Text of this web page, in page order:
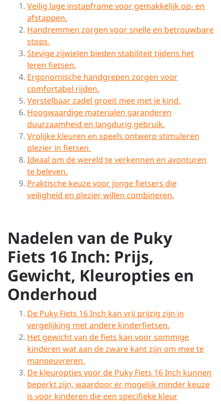
Veilig lage instapframe voor gemakkelijk op- en
afstappen.
Handremmen zorgen voor snelle en betrouwbare
stops.
Stevige zijwielen bieden stabiliteit tijdens het
leren fietsen.
Ergonomische handgrepen zorgen voor
comfortabel rijden.
Verstelbaar zadel groeit mee met je kind.
Hoogwaardige materialen garanderen
duurzaamheid en langdurig gebruik.
Vrolijke kleuren en speels ontwerp stimuleren
plezier in fietsen.
Ideaal om de wereld te verkennen en avonturen
te beleven.
Praktische keuze voor jonge fietsers die
veiligheid en plezier willen combineren.
Nadelen van de Puky
Fiets 16 Inch: Prijs,
Gewicht, Kleuropties en
Onderhoud
De Puky Fiets 16 Inch kan vrij prijzig zijn in
vergelijking met andere kinderfietsen.
Het gewicht van de fiets kan voor sommige
kinderen wat aan de zware kant zijn om mee te
manoeuvreren.
De kleuropties voor de Puky Fiets 16 Inch kunnen
beperkt zijn, waardoor er mogelijk minder keuze
is voor kinderen die een specifieke kleur